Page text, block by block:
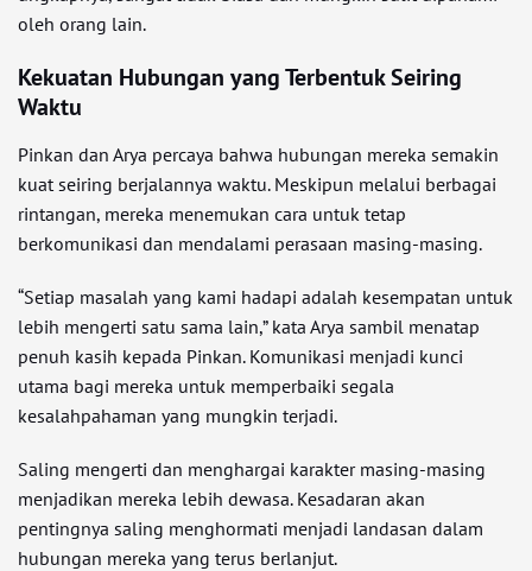
oleh orang lain.
Kekuatan Hubungan yang Terbentuk Seiring
Waktu
Pinkan dan Arya percaya bahwa hubungan mereka semakin
kuat seiring berjalannya waktu. Meskipun melalui berbagai
rintangan, mereka menemukan cara untuk tetap
berkomunikasi dan mendalami perasaan masing-masing.
“Setiap masalah yang kami hadapi adalah kesempatan untuk
lebih mengerti satu sama lain,” kata Arya sambil menatap
penuh kasih kepada Pinkan. Komunikasi menjadi kunci
utama bagi mereka untuk memperbaiki segala
kesalahpahaman yang mungkin terjadi.
Saling mengerti dan menghargai karakter masing-masing
menjadikan mereka lebih dewasa. Kesadaran akan
pentingnya saling menghormati menjadi landasan dalam
hubungan mereka yang terus berlanjut.